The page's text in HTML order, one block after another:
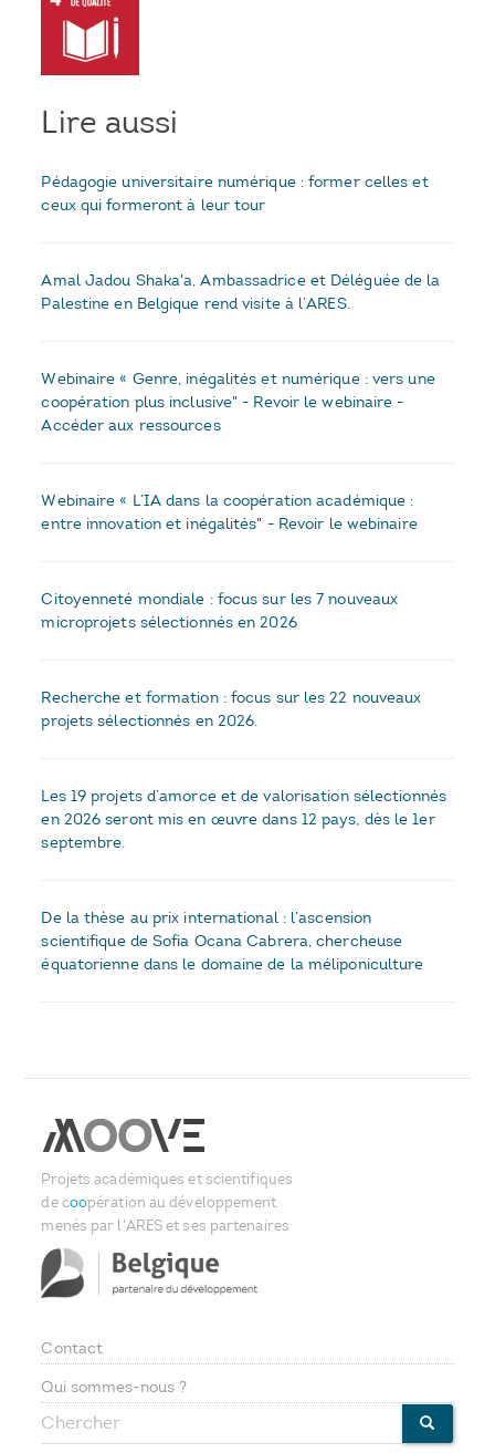
Lire aussi
Pédagogie universitaire numérique : former celles et
ceux qui formeront à leur tour
Amal Jadou Shaka'a, Ambassadrice et Déléguée de la
Palestine en Belgique rend visite à l’ARES.
Webinaire « Genre, inégalités et numérique : vers une
coopération plus inclusive" - Revoir le webinaire -
Accéder aux ressources
Webinaire « L’IA dans la coopération académique :
entre innovation et inégalités" - Revoir le webinaire
Citoyenneté mondiale : focus sur les 7 nouveaux
microprojets sélectionnés en 2026
Recherche et formation : focus sur les 22 nouveaux
projets sélectionnés en 2026.
Les 19 projets d’amorce et de valorisation sélectionnés
en 2026 seront mis en œuvre dans 12 pays, dès le 1er
septembre.
De la thèse au prix international : l’ascension
scientifique de Sofia Ocana Cabrera, chercheuse
équatorienne dans le domaine de la méliponiculture
Projets académiques et scientifiques
de coopération au développement
menés par l'ARES et ses partenaires
Footer
Contact
Qui sommes-nous ?
Chercher